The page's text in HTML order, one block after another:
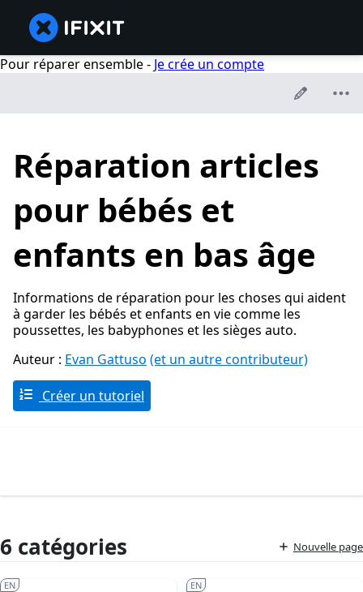
Pour réparer ensemble - Je crée un compte
Réparation articles
pour bébés et
enfants en bas âge
Informations de réparation pour les choses qui aident
à garder les bébés et enfants en vie comme les
poussettes, les babyphones et les sièges auto.
Auteur : Evan Gattuso (et un autre contributeur)
Créer un tutoriel
6 catégories Nouvelle page
EN EN